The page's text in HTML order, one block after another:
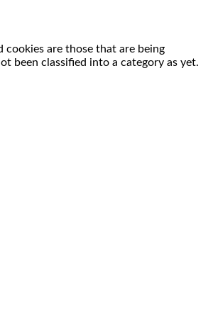
cookies are those that are being
been classified into a category as yet.